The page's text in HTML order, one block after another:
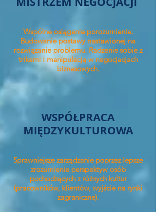
Wspólne osiąganie porozumienia.
Budowanie postawy nastawionej na
rozwiązanie problemu. Radzenie sobie z
trikami i manipulacją w negocjacjach
biznesowych.
WSPÓŁPRACA
MIĘDZYKULTUROWA
Sprawniejsze zarządzanie poprzez lepsze
zrozumienie perspektyw osób
pochodzących z różnych kultur
(pracowników, klientów, wyjście na rynki
zagraniczne).